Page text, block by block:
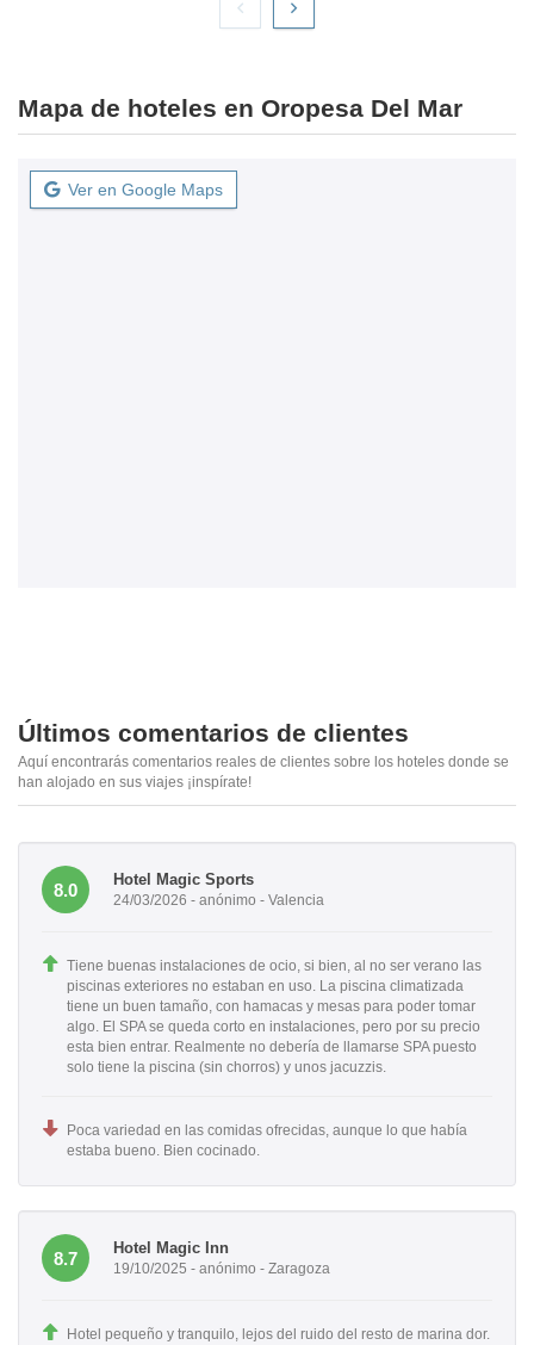
Mapa de hoteles en Oropesa Del Mar
Ver en Google Maps
Últimos comentarios de clientes
Aquí encontrarás comentarios reales de clientes sobre los hoteles donde se
han alojado en sus viajes ¡inspírate!
8.0
Hotel Magic Sports
24/03/2026 - anónimo - Valencia
Tiene buenas instalaciones de ocio, si bien, al no ser verano las
piscinas exteriores no estaban en uso. La piscina climatizada
tiene un buen tamaño, con hamacas y mesas para poder tomar
algo. El SPA se queda corto en instalaciones, pero por su precio
esta bien entrar. Realmente no debería de llamarse SPA puesto
solo tiene la piscina (sin chorros) y unos jacuzzis.
Poca variedad en las comidas ofrecidas, aunque lo que había
estaba bueno. Bien cocinado.
8.7
Hotel Magic Inn
19/10/2025 - anónimo - Zaragoza
Hotel pequeño y tranquilo, lejos del ruido del resto de marina dor.